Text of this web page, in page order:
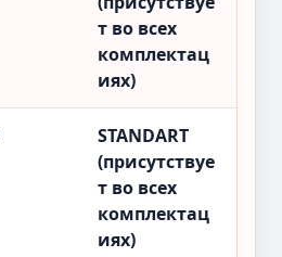
т во всех
комплектац
иях)
STANDART
(присутствуе
т во всех
комплектац
иях)